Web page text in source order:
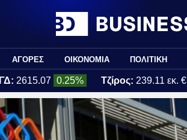
ΑΓΟΡΕΣ ΟΙΚΟΝΟΜΙΑ ΠΟΛΙΤΙΚΗ
ΓΔ: 2615.07 0.25% Τζίρος: 239.11 εκ. €